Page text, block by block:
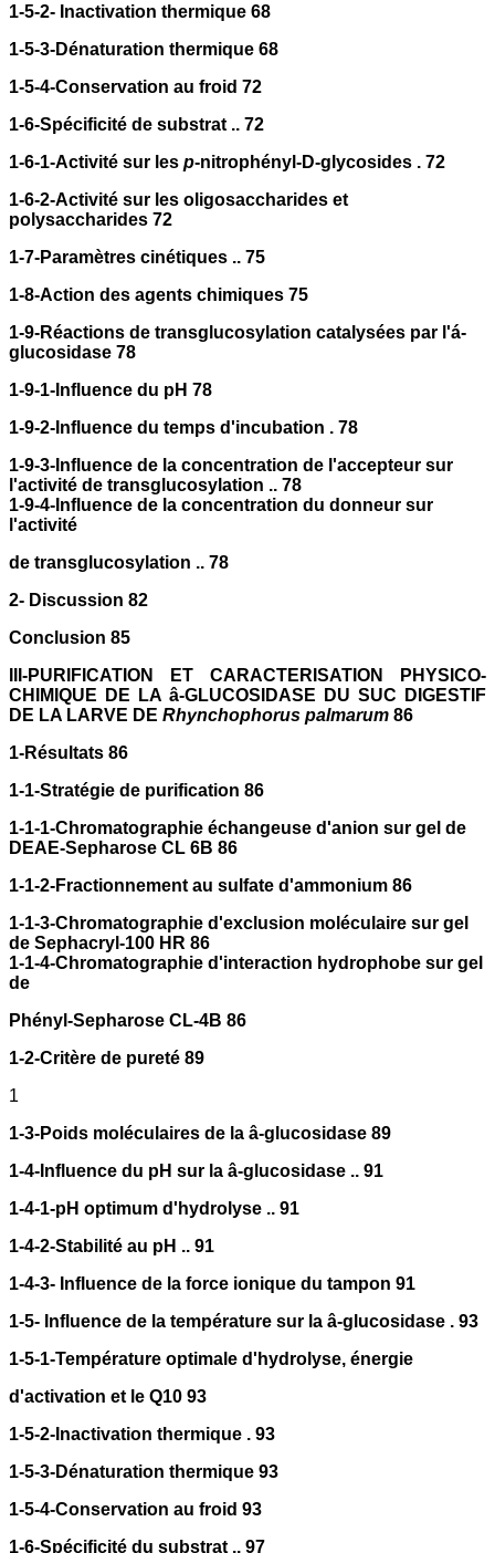
1-5-2- Inactivation thermique 68
1-5-3-Dénaturation thermique 68
1-5-4-Conservation au froid 72
1-6-Spécificité de substrat .. 72
1-6-1-Activité sur les p-nitrophényl-D-glycosides . 72
1-6-2-Activité sur les oligosaccharides et
polysaccharides 72
1-7-Paramètres cinétiques .. 75
1-8-Action des agents chimiques 75
1-9-Réactions de transglucosylation catalysées par l'á-
glucosidase 78
1-9-1-Influence du pH 78
1-9-2-Influence du temps d'incubation . 78
1-9-3-Influence de la concentration de l'accepteur sur
l'activité de transglucosylation .. 78
1-9-4-Influence de la concentration du donneur sur
l'activité
de transglucosylation .. 78
2- Discussion 82
Conclusion 85
III-PURIFICATION ET CARACTERISATION PHYSICO-
CHIMIQUE DE LA â-GLUCOSIDASE DU SUC DIGESTIF
DE LA LARVE DE Rhynchophorus palmarum 86
1-Résultats 86
1-1-Stratégie de purification 86
1-1-1-Chromatographie échangeuse d'anion sur gel de
DEAE-Sepharose CL 6B 86
1-1-2-Fractionnement au sulfate d'ammonium 86
1-1-3-Chromatographie d'exclusion moléculaire sur gel
de Sephacryl-100 HR 86
1-1-4-Chromatographie d'interaction hydrophobe sur gel
de
Phényl-Sepharose CL-4B 86
1-2-Critère de pureté 89
1
1-3-Poids moléculaires de la â-glucosidase 89
1-4-Influence du pH sur la â-glucosidase .. 91
1-4-1-pH optimum d'hydrolyse .. 91
1-4-2-Stabilité au pH .. 91
1-4-3- Influence de la force ionique du tampon 91
1-5- Influence de la température sur la â-glucosidase . 93
1-5-1-Température optimale d'hydrolyse, énergie
d'activation et le Q10 93
1-5-2-Inactivation thermique . 93
1-5-3-Dénaturation thermique 93
1-5-4-Conservation au froid 93
1-6-Spécificité du substrat .. 97